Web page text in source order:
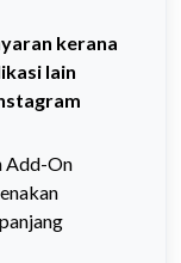
kerana
lain
Add-On